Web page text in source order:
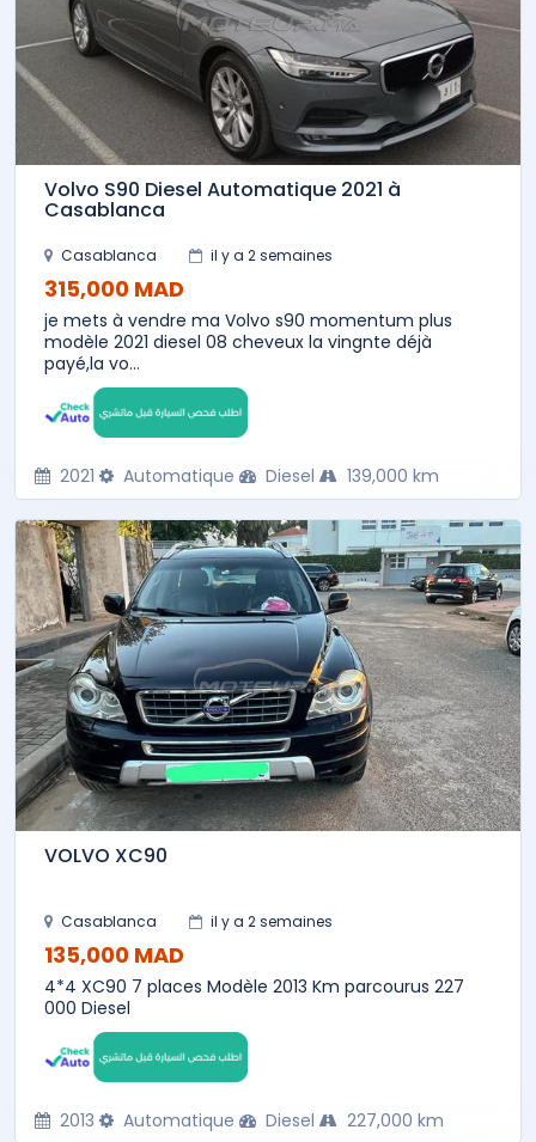
Volvo S90 Diesel Automatique 2021 à
Casablanca
Casablanca il y a 2 semaines
315,000 MAD
je mets à vendre ma Volvo s90 momentum plus
modèle 2021 diesel 08 cheveux la vingnte déjà
payé,la vo...
2021 Automatique Diesel 139,000 km
VOLVO XC90
Casablanca il y a 2 semaines
135,000 MAD
4*4 XC90 7 places Modèle 2013 Km parcourus 227
000 Diesel
2013 Automatique Diesel 227,000 km